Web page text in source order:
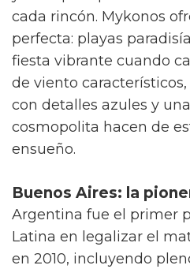
cada rincón. Mykonos
perfecta: playas
fiesta vibrante cuando
de viento
con detalles azules y
cosmopolita hacen de
ensueño.
Buenos Aires: la
Argentina fue el primer
Latina en legalizar el
en 2010, incluyendo